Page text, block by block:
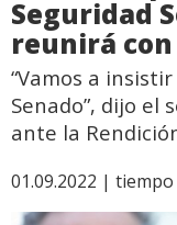
Seguridad
reunirá
“Vamos a
Senado”, dijo el
ante la
01.09.2022 | tiempo